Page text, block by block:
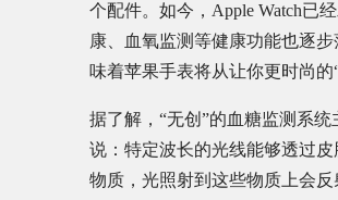
个配件。如今，Apple Watch已
康、血氧监测等健康功能也逐
味着苹果手表将从让你更时尚的
据了解，“无创”的血糖监测系
说：特定波长的光线能够透过
物质，光照射到这些物质上会